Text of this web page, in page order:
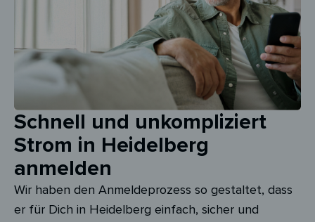
Schnell und unkompliziert
Strom in Heidelberg
anmelden
Wir haben den Anmeldeprozess so gestaltet, dass
er für Dich in Heidelberg einfach, sicher und